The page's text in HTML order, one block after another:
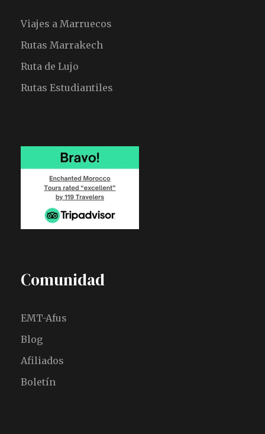
Viajes a Marruecos
Rutas Marrakech
Ruta de Lujo
Rutas Estudiantiles
Comunidad
EMT-Afus
Blog
Afiliados
Boletín